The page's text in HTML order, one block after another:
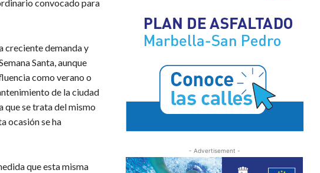
convocado para
creciente demanda y
Santa, aunque
como verano o
de la ciudad
que se trata del mismo
ocasión se ha
que esta misma
- Advertisement -